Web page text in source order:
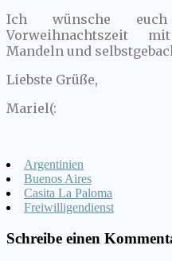
Ich wünsche
Vorweihnachtszeit
Mandeln und
Liebste Grüße,
Mariel(:
Argentinien
Buenos Aires
Casita La Paloma
Freiwilligendienst
Schreibe einen